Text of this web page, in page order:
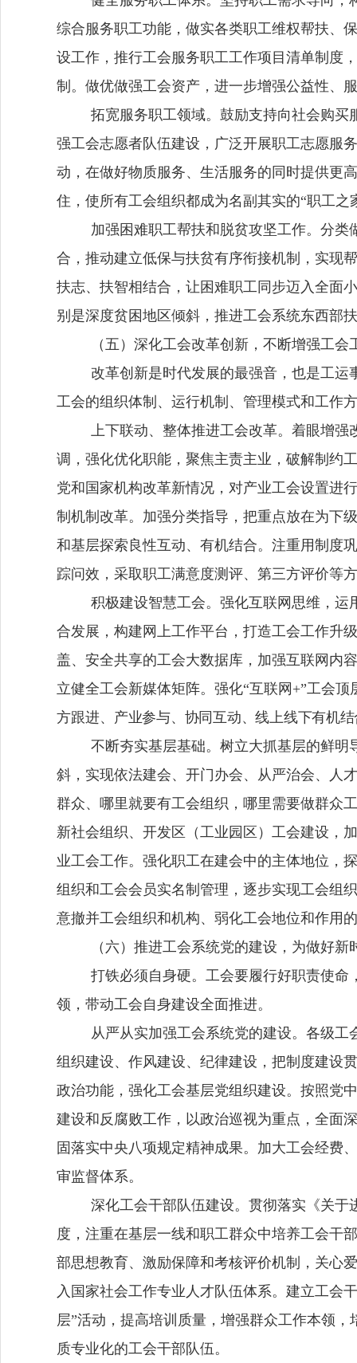
综合服务职工功能，做实各类职工维权帮扶、
设工作，推行工会服务职工工作项目清单制度
制。做优做强工会资产，进一步增强公益性、
拓宽服务职工领域。鼓励支持向社会购
强工会志愿者队伍建设，广泛开展职工志愿服
动，在做好物质服务、生活服务的同时提供更
住，使所有工会组织都成为名副其实的“职工之
加强困难职工帮扶和脱贫攻坚工作。分
合，推动建立低保与扶贫有序衔接机制
，实现
扶志、扶智相结合，让困难职工同步迈入全面
别是深度贫困地区倾斜，推进工会系统东西部
（五）深化工会改革创新，不断增强工会
改革创新是时代发展的最强音，也是工
工会的组织体制、运行机制、管理模式和工作
上下联动、整体推进工会改革。着眼增
调，强化优化职能，聚焦主责主业，破解制约
党和国家机构改革新情况，对产业工会设置进
制机制改革。加强分类指导，把重点放在为下
和基层探索良性互动、有机结合。注重用制度
踪问效，采取职工满意度测评、第三方评价等
积极建设智慧工会。强化互联网思维，
合发展，构建网上工作平台，打造工会工作升
盖、安全共享的工会大数据库，加强互联网内
立健全工会新媒体矩阵。强化“互联网 +”工会顶
方跟进、 产业参与、协同互动、线上线下有机
不断夯实基层基础。树立大抓基层的鲜
斜，实现依法建会、开门办会、从严治会、人
群众、哪里就要有工会组织，哪里需要做群众
新社会组织、开发区（工业园区）工会建设，
业工会工作。强化职工在建会中的主体地位，
组织和工会会员实名制管理，逐步实现工会组
意撤并工会组织和机构、弱化工会地位和作用
（六）推进工会系统党的建设，为做好
打铁必须自身硬。工会要履行好职责使
领，带动工会自身建设全面推进。
从严从实加强工会系统党的建设。各级
组织建设、作风建设、纪律建设，把制度建设
政治功能，强化工会基层党组织建设。按照党
建设和反腐败工作，以政治巡视为重点，全面
固落实中央八项规定精神成果。加大工会经费
审监督体系。
深化工会干部队伍建设。贯彻落实《关
度，注重在基层一线和职工群众中培养工会干
部思想教育、激励保障和考核评价机制，关心
入国家社会工作专业人才队伍体系。建立工会
层”活动，提高培训质量，增强群众工作本领
质专业化的工会干部队伍。